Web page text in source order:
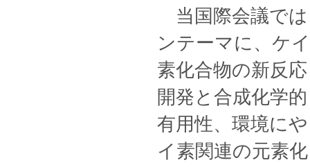
当国際会議では
ンテーマに、ケイ
素化合物の新反
開発と合成化学的
有用性、環境に
イ素関連の元素化